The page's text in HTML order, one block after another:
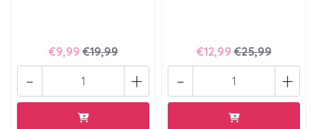
€9,99 €19,99
+
-
€12,99 €25,99
+
-